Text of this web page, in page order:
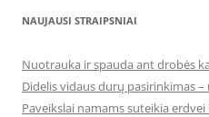
NAUJAUSI STRAIPSNIAI
Nuotrauka ir spauda ant drobės
Didelis vidaus durų pasirinkimas
Paveikslai namams suteikia